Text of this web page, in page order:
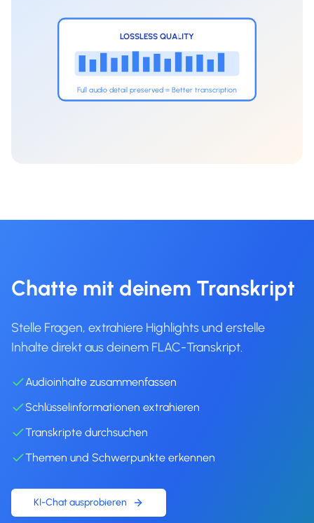
LOSSLESS QUALITY
Full audio detail preserved = Better transcription
Chatte mit deinem Transkript
Stelle Fragen, extrahiere Highlights und erstelle
Inhalte direkt aus deinem FLAC-Transkript.
Audioinhalte zusammenfassen
Schlüsselinformationen extrahieren
Transkripte durchsuchen
Themen und Schwerpunkte erkennen
KI-Chat ausprobieren